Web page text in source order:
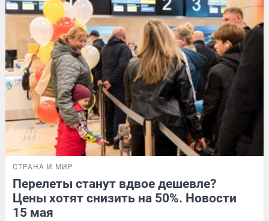
СТРАНА И МИР
Перелеты станут вдвое дешевле?
Цены хотят снизить на 50%. Новости
15 мая